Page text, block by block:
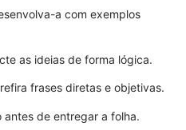
a com exemplos
as ideias de forma lógica.
frases diretas e objetivas.
de entregar a folha.